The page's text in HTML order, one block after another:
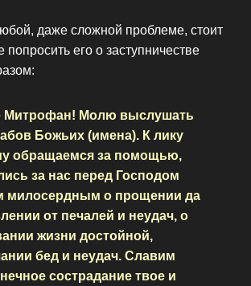
даже сложной проблеме, стоит
попросить его о заступничестве
Митрофан! Молю выслушать
Божьих (имена). К лику
обращаемся за помощью,
за нас перед Господом
милосердным о прощении да
от печалей и неудач, о
жизни достойной,
бед и неудач. Славим
сострадание твое и